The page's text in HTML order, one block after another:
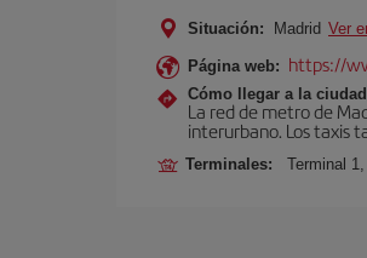
Situación: Madrid Ver
Página web: https://
Cómo llegar a la
La red de metro de
interurbano. Los taxis
Terminales: Terminal